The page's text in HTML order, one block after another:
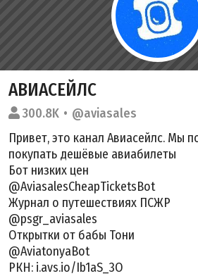
АВИАСЕЙЛС
300.8K
@aviasales
Привет, это канал Авиасейлс. Мы
покупать дешёвые авиабилеты
Бот низких цен
@AviasalesCheapTicketsBot
Журнал о путешествиях ПСЖР
@psgr_aviasales
Открытки от бабы Тони
@AviatonyaBot
РКН: i.avs.io/Ib1aS_3O